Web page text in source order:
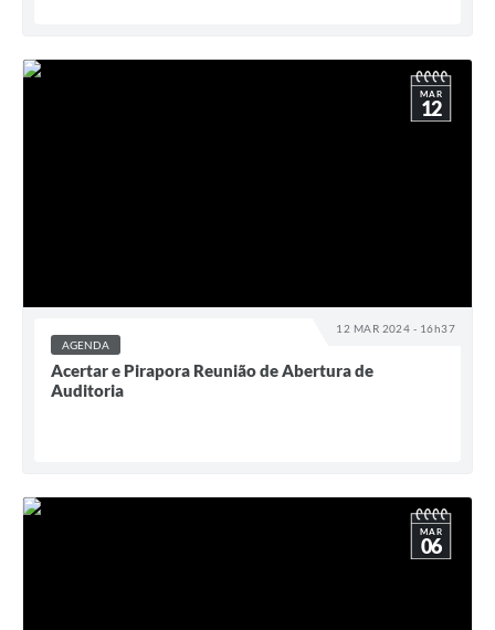
12 MAR 2024 - 16h37
MAR
12
AGENDA
Acertar e Pirapora Reunião de Abertura de
Auditoria
MAR
06